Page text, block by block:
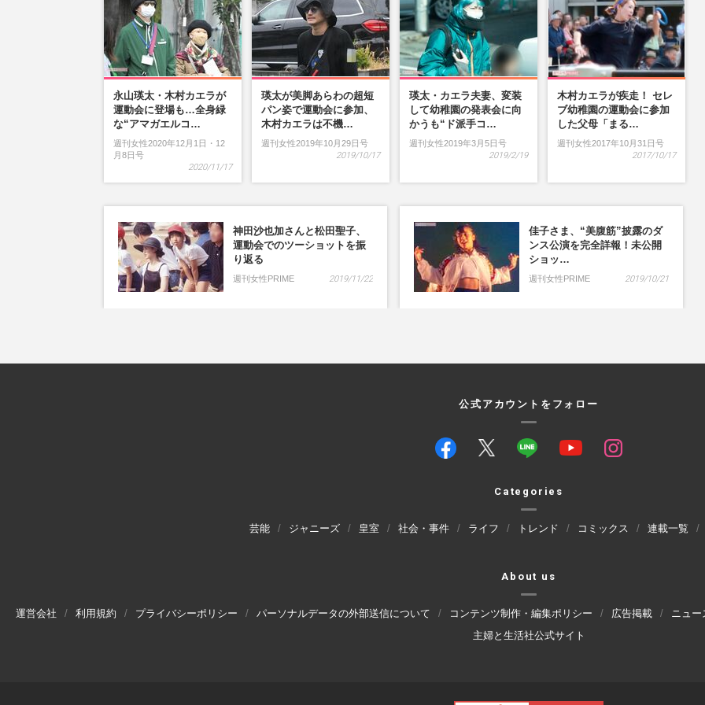
永山瑛太・木村カエラが
運動会に登場も…全身緑
な“アマガエルコ…
週刊女性2020年12月1日・12
月8日号
2020/11/17
瑛太が美脚あらわの超短
パン姿で運動会に参加、
木村カエラは不機…
週刊女性2019年10月29日号
2019/10/17
瑛太・カエラ夫妻、変装
して幼稚園の発表会に向
かうも“ド派手コ…
週刊女性2019年3月5日号
2019/2/19
木村カエラが疾走！ セレ
ブ幼稚園の運動会に参加
した父母「まる…
週刊女性2017年10月31日号
2017/10/17
神田沙也加さんと松田聖子、
運動会でのツーショットを振
り返る
週刊女性PRIME 2019/11/22
佳子さま、“美腹筋”披露のダ
ンス公演を完全詳報！未公開
ショッ…
週刊女性PRIME 2019/10/21
公式アカウントをフォロー
Categories
芸能 ジャニーズ 皇室 社会・事件 ライフ トレンド コミックス 連載一覧
About us
運営会社 利用規約 プライバシーポリシー パーソナルデータの外部送信について コンテンツ制作・編集ポリシー 広告掲載 ニュ
主婦と生活社公式サイト